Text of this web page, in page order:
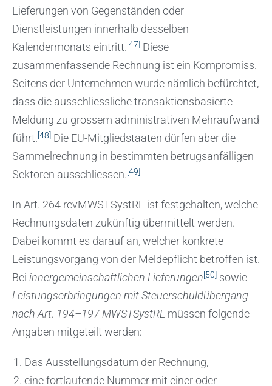
Lieferungen von Gegenständen oder
Dienstleistungen innerhalb desselben
Kalendermonats eintritt.[47] Diese
zusammenfassende Rechnung ist ein Kompromiss.
Seitens der Unternehmen wurde nämlich befürchtet,
dass die ausschliessliche transaktionsbasierte
Meldung zu grossem administrativen Mehraufwand
führt.[48] Die EU-Mitgliedstaaten dürfen aber die
Sammelrechnung in bestimmten betrugsanfälligen
Sektoren ausschliessen.[49]
In Art. 264 revMWSTSystRL ist festgehalten, welche
Rechnungsdaten zukünftig übermittelt werden.
Dabei kommt es darauf an, welcher konkrete
Leistungsvorgang von der Meldepflicht betroffen ist.
Bei innergemeinschaftlichen Lieferungen[50] sowie
Leistungserbringungen mit Steuerschuldübergang
nach Art. 194–197 MWSTSystRL müssen folgende
Angaben mitgeteilt werden:
Das Ausstellungsdatum der Rechnung,
eine fortlaufende Nummer mit einer oder